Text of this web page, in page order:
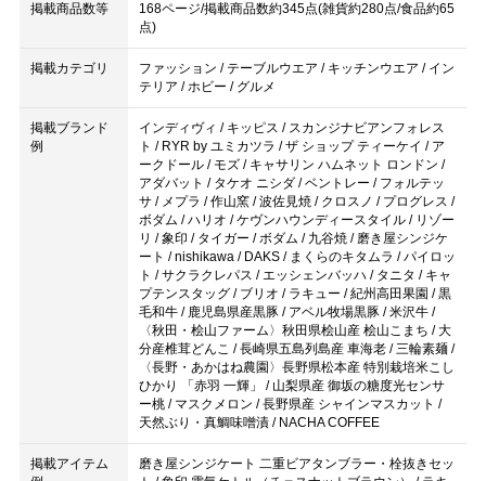
掲載商品数等
168ページ/掲載商品数約345点(雑貨約280点/食品約65
点)
掲載カテゴリ
ファッション / テーブルウエア / キッチンウエア / イン
テリア / ホビー / グルメ
掲載ブランド
例
インディヴィ / キッピス / スカンジナビアンフォレス
ト / RYR by ユミカツラ / ザ ショップ ティーケイ / ア
ークドール / モズ / キャサリン ハムネット ロンドン /
アダバット / タケオ ニシダ / ベントレー / フォルテッ
サ / メプラ / 作山窯 / 波佐見焼 / クロスノ / プログレス /
ボダム / ハリオ / ケヴンハウンディースタイル / リゾー
リ / 象印 / タイガー / ボダム / 九谷焼 / 磨き屋シンジケ
ート / nishikawa / DAKS / まくらのキタムラ / パイロッ
ト / サクラクレパス / エッシェンバッハ / タニタ / キャ
プテンスタッグ / ブリオ / ラキュー / 紀州高田果園 / 黒
毛和牛 / 鹿児島県産黒豚 / アベル牧場黒豚 / 米沢牛 /
〈秋田・桧山ファーム〉秋田県桧山産 桧山こまち / 大
分産椎茸どんこ / 長崎県五島列島産 車海老 / 三輪素麺 /
〈長野・あかはね農園〉長野県松本産 特別栽培米こし
ひかり 「赤羽 一輝」 / 山梨県産 御坂の糖度光センサ
ー桃 / マスクメロン / 長野県産 シャインマスカット /
天然ぶり・真鯛味噌漬 / NACHA COFFEE
掲載アイテム
磨き屋シンジケート 二重ビアタンブラー・栓抜きセッ